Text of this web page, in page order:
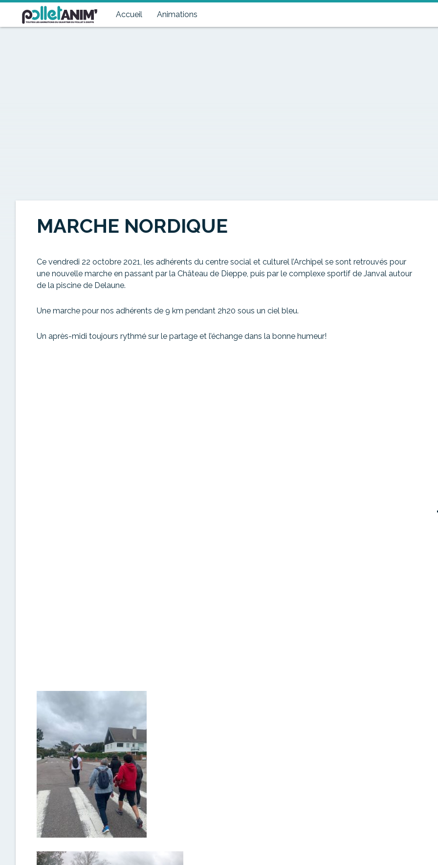
Accueil Animations
Pollet Anim'
Toutes les animations du quartier du Pollet à Dieppe
MARCHE NORDIQUE
Ce vendredi 22 octobre 2021, les adhérents du centre social et culturel l’Archipel se sont retrouvés pour
une nouvelle marche en passant par la Château de Dieppe, puis par le complexe sportif de Janval autour
de la piscine de Delaune.
Une marche pour nos adhérents de 9 km pendant 2h20 sous un ciel bleu.
Un après-midi toujours rythmé sur le partage et l’échange dans la bonne humeur!